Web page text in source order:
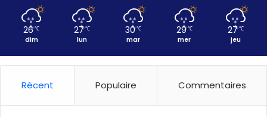
26℃
dim
27℃
lun
30 ℃
mar
29 ℃
mer
27 ℃
jeu
Récent Populaire Commentaires